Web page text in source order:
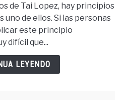
de Tai Lopez, hay principios
uno de ellos. Si las personas
este principio
difícil que...
LEYENDO